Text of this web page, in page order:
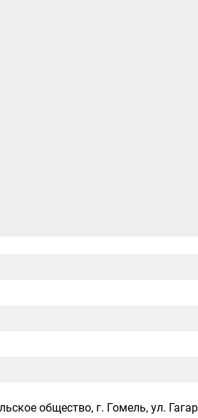
общество, г. Гомель, ул.